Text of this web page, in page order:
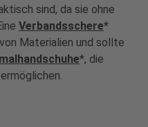
sind, da sie ohne
Verbandsschere*
Materialien und sollte
*, die